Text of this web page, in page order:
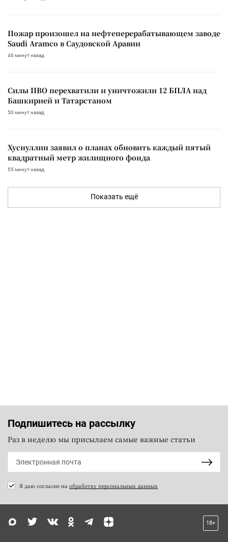
Пожар произошел на нефтеперерабатывающем заводе
Saudi Aramco в Саудовской Аравии
46 минут назад
Силы ПВО перехватили и уничтожили 12 БПЛА над
Башкирией и Татарстаном
50 минут назад
Хуснуллин заявил о планах обновить каждый пятый
квадратный метр жилищного фонда
55 минут назад
Показать ещё
Подпишитесь на рассылку
Раз в неделю мы присылаем самые важные статьи
Я даю согласие на обработку персональных данных
18+